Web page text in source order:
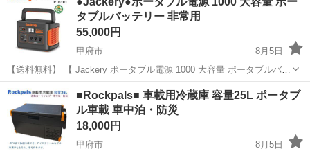
ライフ 長距離旅行 防災 家庭用蓄電池 非常用電源 参考価格...
タブルバッテリー 非常用
55,000円
甲府市
8月5日
【送料無料】 【 Jackery ポータブル電源 1000 大容量 ポータブルバッ
テリー 】 PTB101 車載 車中泊 アウトドア 家庭用 旅行 キャンプ
長距離旅行 防災 家庭用蓄電池 非常用電源 停電対策...
山梨 防災、セキュリティ Jackery
■Rockpals■ 車載用冷蔵庫 容量25L ポータブ
ル車載 車中泊・防災
18,000円
甲府市
8月5日